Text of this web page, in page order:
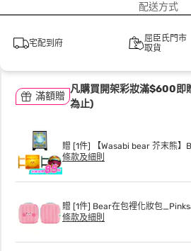
配送方式
宅配到府
屈臣氏門市
取貨
滿額贈
凡購買開架彩妝滿$600即
為止)
贈 [1件] 【Wasabi bear 芥末熊】
條款及細則
贈 [1件] Bear在包裡化妝包
條款及細則